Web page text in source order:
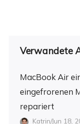
Verwandete
MacBook Air
eingefrorenen
repariert
Katrin/Jun 18,